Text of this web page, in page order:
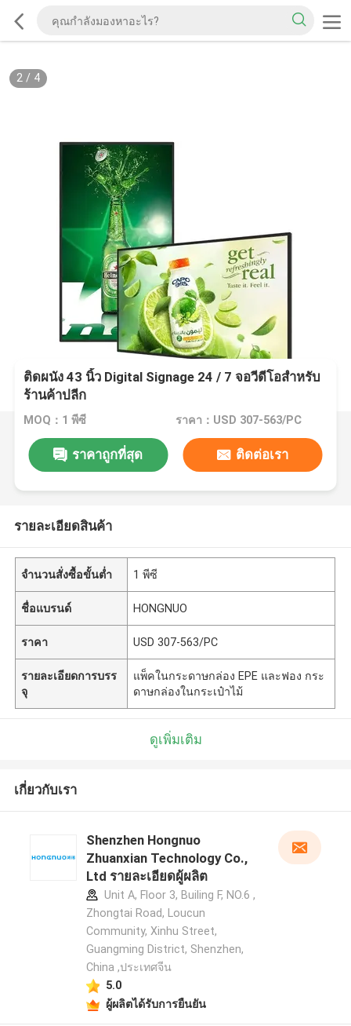
2/ 4
ติดผนัง 43 นิ้ว Digital Signage 24 / 7 จอวีดีโอสําหรับ
ร้านค้าปลีก
MOQ：1 พีซี ราคา：USD 307-563/PC
ราคาถูกที่สุด ติดต่อเรา
รายละเอียดสินค้า
จำนวนสั่งซื้อขั้นต่ำ 1 พีซี
ชื่อแบรนด์ HONGNUO
ราคา USD 307-563/PC
รายละเอียดการบรร
จุ
แพ็คในกระดาษกล่อง EPE และฟอง กระ
ดาษกล่องในกระเป๋าไม้
ดูเพิ่มเติม
เกี่ยวกับเรา
Shenzhen Hongnuo
Zhuanxian Technology Co.,
Ltd รายละเอียดผู้ผลิต
Unit A, Floor 3, Builing F, NO.6 ,
Zhongtai Road, Loucun
Community, Xinhu Street,
Guangming District, Shenzhen,
China ,ประเทศจีน
5.0
ผู้ผลิตได้รับการยืนยัน